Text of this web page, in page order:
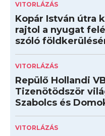
VITORLÁZÁS
Kopár István útra
rajtol a nyugat
szóló
VITORLÁZÁS
Repülő Hollandi
Tizenötödször
Szabolcs és
VITORLÁZÁS